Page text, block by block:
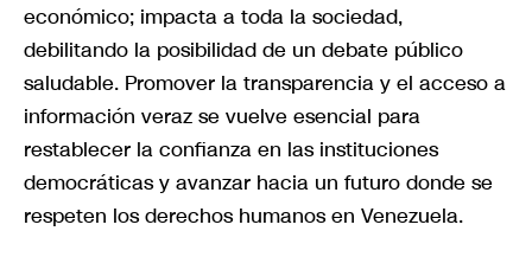
económico; impacta a toda la sociedad,
debilitando la posibilidad de un debate público
saludable. Promover la transparencia y el acceso a
información veraz se vuelve esencial para
restablecer la confianza en las instituciones
democráticas y avanzar hacia un futuro donde se
respeten los derechos humanos en Venezuela.